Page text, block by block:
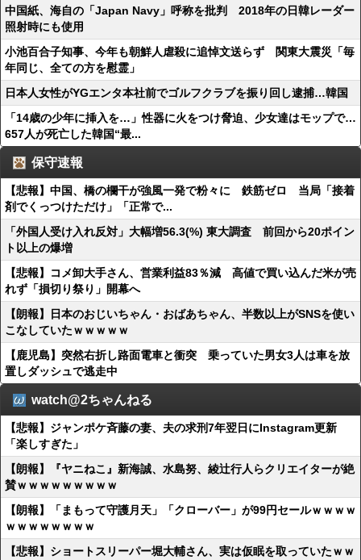
中国紙、海自の「Japan Navy」呼称を批判 2018年の日韓レーダー
照射時にも使用
小池百合子知事、今年も朝鮮人虐殺に追悼文送らず 関東大震災「毎
年同じ、全ての方を慰霊」
日本人女性がYGエンタ本社前でゴルフクラブを振り回し逮捕…韓国
「14歳の少年に挿入を…」性器に火をつけ脅迫、少女達はモップで…
657人が死亡した韓国“最...
保守速報
【悲報】中国、橋の欄干が強風一発で粉々に 鉄筋ゼロ 当局「接着
剤でくっつけただけ」「正常で...
「外国人受け入れ反対」大幅増56.3(%) 東大調査 前回から20ポイン
ト以上の爆増
【悲報】コメ卸大手さん、営業利益83％減 高値で買い込んだ米が売
れず「損切り祭り」開幕へ
【朗報】日本のおじいちゃん・おばあちゃん、半数以上がSNSを使い
こなしていたｗｗｗｗｗ
【鹿児島】突然右折し路面電車と衝突 乗っていた男女3人は車を放
置しダッシュで逃走中
watch@2ちゃんねる
【悲報】ジャンポケ斉藤の妻、夫の求刑7年翌日にInstagram更新
「楽しすぎた」
【朗報】『ヤニねこ』新海誠、水島努、綾辻行人らクリエイターが絶
賛ｗｗｗｗｗｗｗｗｗ
【朗報】「まもって守護月天」「クローバー」が99円セールｗｗｗｗ
ｗｗｗｗｗｗｗｗ
【悲報】ショートスリーパー堀大輔さん、実は仮眠を取っていたｗｗ